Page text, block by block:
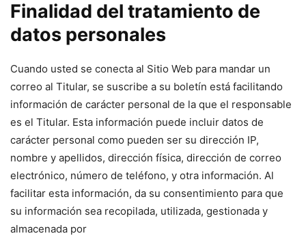
Finalidad del tratamiento de
datos personales
Cuando usted se conecta al Sitio Web para mandar un
correo al Titular, se suscribe a su boletín está facilitando
información de carácter personal de la que el responsable
es el Titular. Esta información puede incluir datos de
carácter personal como pueden ser su dirección IP,
nombre y apellidos, dirección física, dirección de correo
electrónico, número de teléfono, y otra información. Al
facilitar esta información, da su consentimiento para que
su información sea recopilada, utilizada, gestionada y
almacenada por